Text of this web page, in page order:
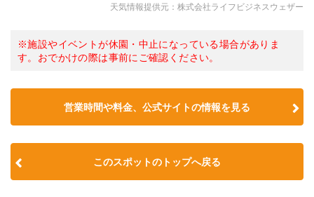
天気情報提供元：株式会社ライフビジネスウェザー
※施設やイベントが休園・中止になっている場合がありま
す。おでかけの際は事前にご確認ください。
営業時間や料金、公式サイトの情報を見る
このスポットのトップへ戻る